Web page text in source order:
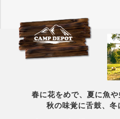
春に花をめで、夏に魚や
秋の味覚に舌鼓、冬